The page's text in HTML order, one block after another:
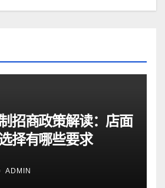
招商政策解读：店面
择有哪些要求
ADMIN